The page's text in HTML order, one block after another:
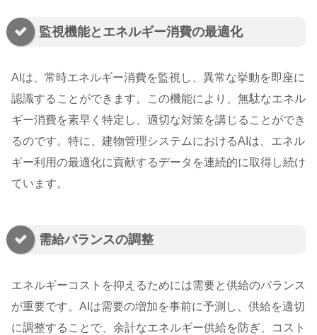
監視機能とエネルギー消費の最適化
AIは、常時エネルギー消費を監視し、異常な挙動を即座に
認識することができます。この機能により、無駄なエネル
ギー消費を素早く特定し、適切な対策を講じることができ
るのです。特に、建物管理システムにおけるAIは、エネル
ギー利用の最適化に貢献するデータを連続的に取得し続け
ています。
需給バランスの調整
エネルギーコストを抑えるためには需要と供給のバランス
が重要です。AIは需要の増加を事前に予測し、供給を適切
に調整することで、余計なエネルギー供給を防ぎ、コスト